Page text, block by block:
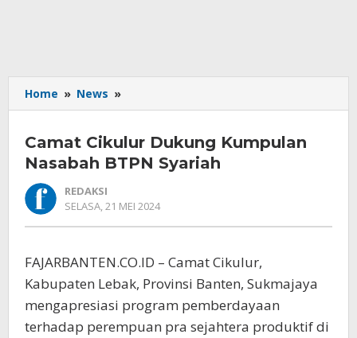
Home » News »
Cikulur
Kumpulan
Nasabah
Camat Cikulur Dukung Kumpulan
Nasabah BTPN Syariah
REDAKSI
SELASA, 21 MEI 2024
FAJARBANTEN.CO.ID – Camat Cikulur,
Kabupaten Lebak, Provinsi Banten, Sukmajaya
mengapresiasi program pemberdayaan
terhadap perempuan pra sejahtera produktif di